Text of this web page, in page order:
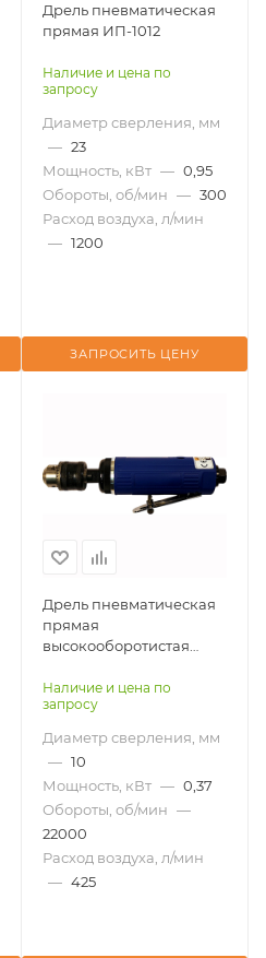
Дрель пневматическая
прямая ИП-1012
Наличие и цена по
запросу
Диаметр сверления, мм
— 23
Мощность, кВт — 0,95
Обороты, об/мин — 300
Расход воздуха, л/мин
— 1200
ЗАПРОСИТЬ ЦЕНУ
Дрель пневматическая
прямая
высокооборотистая
Наличие и цена по
запросу
Диаметр сверления, мм
— 10
Мощность, кВт — 0,37
Обороты, об/мин —
22000
Расход воздуха, л/мин
— 425